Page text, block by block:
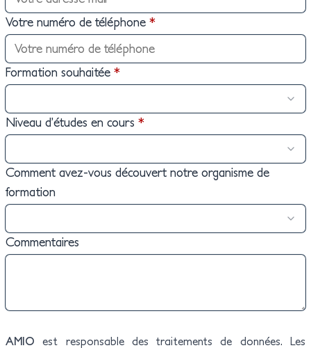
D'APPLICATIONS
Votre numéro de téléphone *
Formation souhaitée *
Niveau d’études en cours *
Comment avez-vous découvert notre organisme de
formation
Commentaires
AMIO est responsable des traitements de données. Les